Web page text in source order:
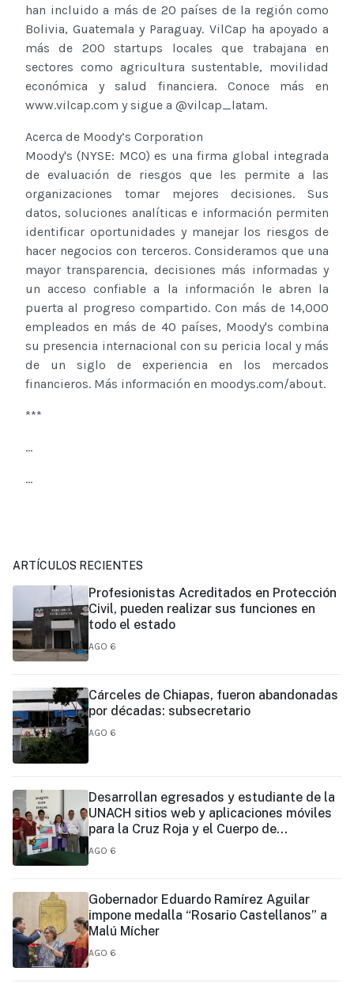
han incluido a más de 20 países de la región como
Bolivia, Guatemala y Paraguay. VilCap ha apoyado a
más de 200 startups locales que trabajana en
sectores como agricultura sustentable, movilidad
económica y salud financiera. Conoce más en
www.vilcap.com y sigue a @vilcap_latam.
Acerca de Moody’s Corporation
Moody's (NYSE: MCO) es una firma global integrada
de evaluación de riesgos que les permite a las
organizaciones tomar mejores decisiones. Sus
datos, soluciones analíticas e información permiten
identificar oportunidades y manejar los riesgos de
hacer negocios con terceros. Consideramos que una
mayor transparencia, decisiones más informadas y
un acceso confiable a la información le abren la
puerta al progreso compartido. Con más de 14,000
empleados en más de 40 países, Moody's combina
su presencia internacional con su pericia local y más
de un siglo de experiencia en los mercados
financieros. Más información en moodys.com/about.
***
...
...
ARTÍCULOS RECIENTES
Profesionistas Acreditados en Protección
Civil, pueden realizar sus funciones en
todo el estado
AGO 6
Cárceles de Chiapas, fueron abandonadas
por décadas: subsecretario
AGO 6
Desarrollan egresados y estudiante de la
UNACH sitios web y aplicaciones móviles
para la Cruz Roja y el Cuerpo de
Bomberos de Tapachula
AGO 6
Gobernador Eduardo Ramírez Aguilar
impone medalla “Rosario Castellanos” a
Malú Mícher
AGO 6